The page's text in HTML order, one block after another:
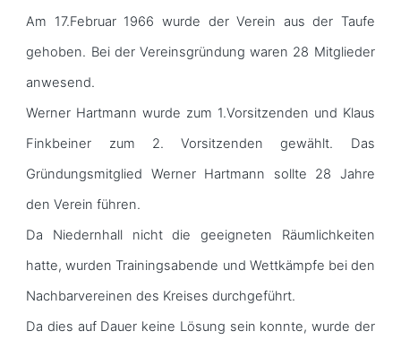
Am 17.Februar 1966 wurde der Verein aus der Taufe
gehoben. Bei der Vereinsgründung waren 28 Mitglieder
anwesend.
Werner Hartmann wurde zum 1.Vorsitzenden und Klaus
Finkbeiner zum 2. Vorsitzenden gewählt. Das
Gründungsmitglied Werner Hartmann sollte 28 Jahre
den Verein führen.
Da Niedernhall nicht die geeigneten Räumlichkeiten
hatte, wurden Trainingsabende und Wettkämpfe bei den
Nachbarvereinen des Kreises durchgeführt.
Da dies auf Dauer keine Lösung sein konnte, wurde der